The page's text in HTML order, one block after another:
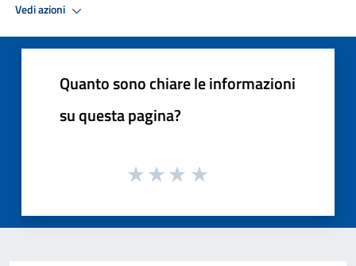
Vedi azioni
Quanto sono chiare le informazioni
su questa pagina?